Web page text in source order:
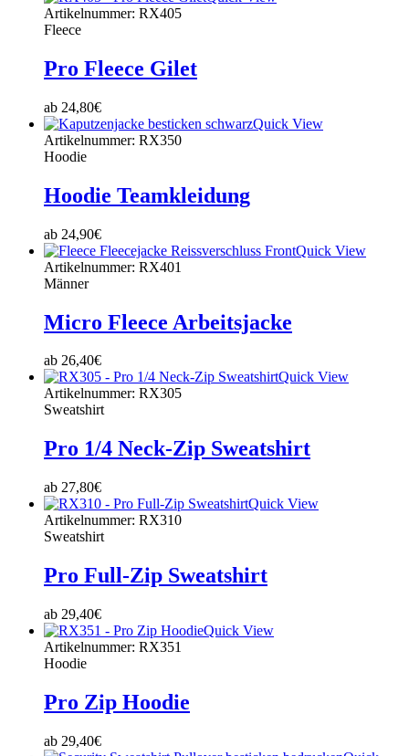
Artikelnummer: RX405
Fleece
Pro Fleece Gilet
ab 24,80€
Quick View
Artikelnummer: RX350
Hoodie
Hoodie Teamkleidung
ab 24,90€
Quick View
Artikelnummer: RX401
Männer
Micro Fleece Arbeitsjacke
ab 26,40€
Quick View
Artikelnummer: RX305
Sweatshirt
Pro 1/4 Neck-Zip Sweatshirt
ab 27,80€
Quick View
Artikelnummer: RX310
Sweatshirt
Pro Full-Zip Sweatshirt
ab 29,40€
Quick View
Artikelnummer: RX351
Hoodie
Pro Zip Hoodie
ab 29,40€